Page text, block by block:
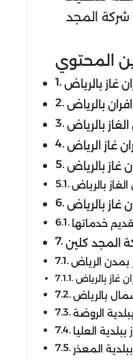
شركة المجد
المحتوي
غاز بالرياض
بالرياض
بالرياض
غاز الرياض
غاز بالرياض
بالرياض
بالرياض
خدماتها
المجد كلين
بمدن الرياض
غاز بالرياض
بالرياض
الروضة
العليا
المعذر